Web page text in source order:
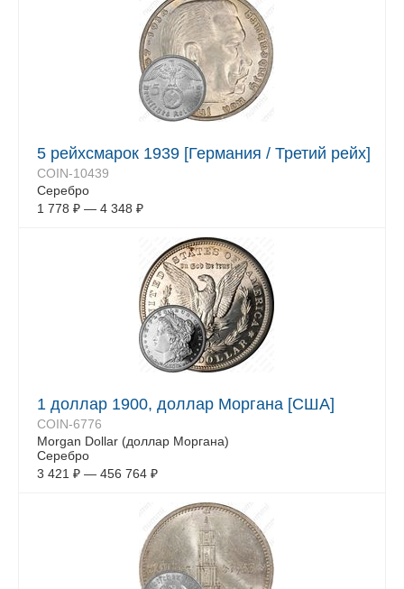
5 рейхсмарок 1939 [Германия / Третий рейх]
COIN-10439
Серебро
1 778 ₽ — 4 348 ₽
1 доллар 1900, доллар Моргана [США]
COIN-6776
Morgan Dollar (доллар Моргана)
Серебро
3 421 ₽ — 456 764 ₽